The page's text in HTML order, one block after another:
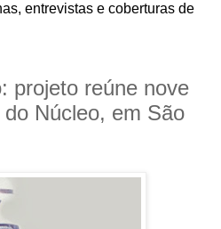
entrevistas e coberturas de
projeto reúne nove
Núcleo, em São